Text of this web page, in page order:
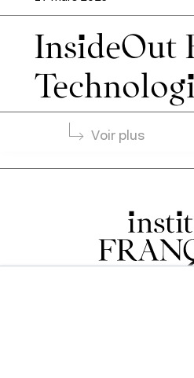
InsideOut
Voir plus